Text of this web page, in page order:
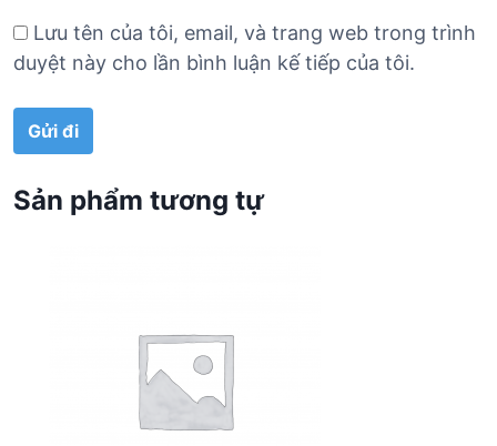
Lưu tên của tôi, email, và trang web trong trình
duyệt này cho lần bình luận kế tiếp của tôi.
Sản phẩm tương tự